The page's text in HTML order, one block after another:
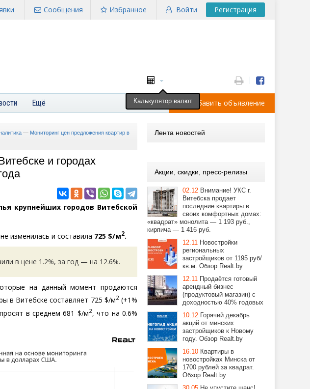
Войти Регистрация
Избранное
Сообщения
Ещё Добавить объявление
— Мониторинг цен предложения квартир в
и городах
крупнейших городов Витебской
не изменилась и составила 725 $/м2.
в цене 1.2%, за год — на 12.6%.
на данный момент продаются
в Витебске составляет 725 $/м2 (+1%
в среднем 681 $/м2, что на 0.6%
Лента новостей
Акции, скидки, пресс-релизы
02.12 Внимание! УКС г.
Витебска продает
последние квартиры в
своих комфортных домах:
«квадрат» монолита — 1 193 руб.,
кирпича — 1 416 руб.
12.11 Новостройки
региональных
застройщиков от 1195 руб/
кв.м. Обзор Realt.by
12.11 Продаётся готовый
арендный бизнес
(продуктовый магазин) с
доходностью 40% годовых
10.12 Горячий декабрь
акций от минских
застройщиков к Новому
году. Обзор Realt.by
16.10 Квартиры в
новостройках Минска от
1700 рублей за квадрат.
Обзор Realt.by
Калькулятор валют